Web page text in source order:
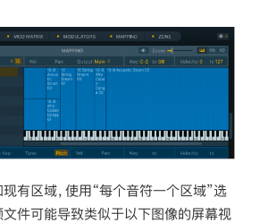
有区域，使用“每个音符一个区域”选
件可能导致类似于以下图像的屏幕视